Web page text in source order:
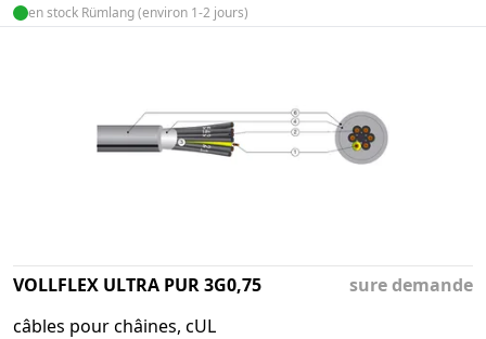
en stock Rümlang (environ 1-2 jours)
VOLLFLEX ULTRA PUR 3G0,75
câbles pour châines, cUL
sure demande